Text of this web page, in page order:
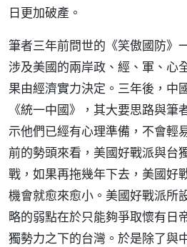
日更加破產。
筆者三年前問世的《笑傲國防》
涉及美國的兩岸政、經、軍、心
果由經濟實力決定。三年後，中
《統一中國》，其大要思路與筆
示他們已經有心理準備，不會輕
前的勢頭來看，美國好戰派與台
戰，如果再拖幾年下去，美國好
機會就愈來愈小。美國好戰派所
略的弱點在於只能夠爭取懷有日
獨勢力之下的台灣。於是除了與